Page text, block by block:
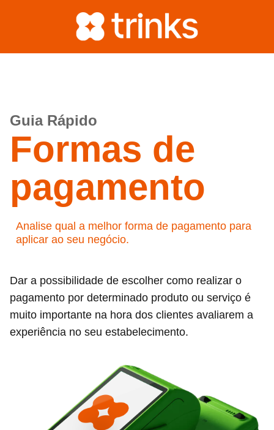
Guia Rápido
Formas de
pagamento
Analise qual a melhor forma de pagamento para
aplicar ao seu negócio.
Dar a possibilidade de escolher como realizar o
pagamento por determinado produto ou serviço é
muito importante na hora dos clientes avaliarem a
experiência no seu estabelecimento.